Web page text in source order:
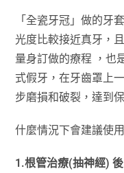
「全瓷牙冠」做的牙
光度比較接近真牙，
量身訂做的療程 ，也
式假牙，在牙齒罩上
步磨損和破裂，達到
什麼情況下會建議使
1.根管治療(抽神經)